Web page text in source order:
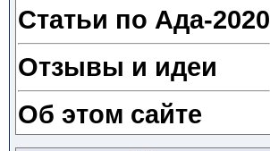
Статьи по Ада-2020
Отзывы и идеи
Об этом сайте